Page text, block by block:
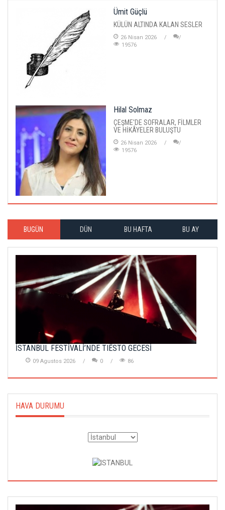
Ümit Güçlü
KÜLÜN ALTINDA KALAN SESLER
26 Nisan 2026
19576
Hilal Solmaz
ÇEŞME'DE SOFRALAR, FİLMLER
VE HİKÂYELER BULUŞTU
26 Nisan 2026
19576
BUGÜN DÜN BU HAFTA BU AY
İSTANBUL FESTİVALİ’NDE TIËSTO GECESİ
09 Agustos 2026 0 86
HAVA DURUMU